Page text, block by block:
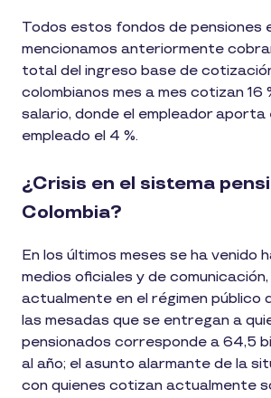
Todos estos fondos de pensiones
mencionamos anteriormente
total del ingreso base de
colombianos mes a mes cotizan 16
salario, donde el empleador aporta
empleado el 4 %.
¿Crisis en el sistema
Colombia?
En los últimos meses se ha venido
medios oficiales y de
actualmente en el régimen público
las mesadas que se entregan a
pensionados corresponde a 64,5
al año; el asunto alarmante de la
con quienes cotizan actualmente